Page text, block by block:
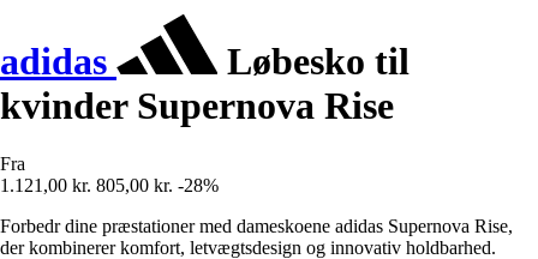
adidas
Løbesko til
kvinder Supernova Rise
Fra
1.121,00 kr. 805,00 kr. -28%
Forbedr dine præstationer med dameskoene adidas Supernova Rise,
der kombinerer komfort, letvægtsdesign og innovativ holdbarhed.